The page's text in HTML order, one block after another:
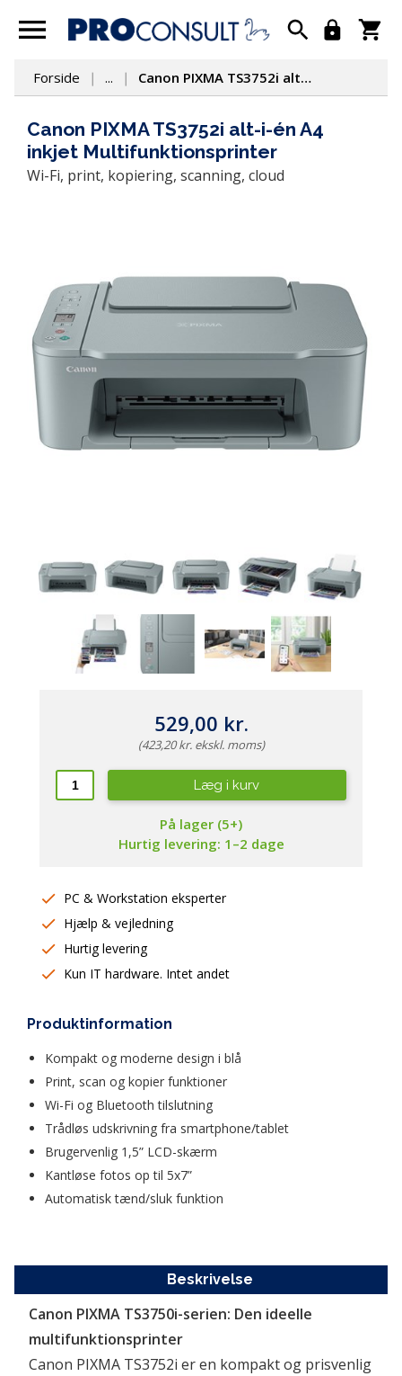
Forside ... Canon PIXMA TS3752i alt-i-én A4 inkjet Multifunktionsprinter
Canon PIXMA TS3752i alt-i-én A4
inkjet Multifunktionsprinter
Wi-Fi, print, kopiering, scanning, cloud
Produktinformation
Kompakt og moderne design i blå
Print, scan og kopier funktioner
Wi-Fi og Bluetooth tilslutning
Trådløs udskrivning fra smartphone/tablet
Brugervenlig 1,5” LCD-skærm
Kantløse fotos op til 5x7”
Automatisk tænd/sluk funktion
529,00 kr.
(423,20 kr. ekskl. moms)
Læg i kurv
På lager (5+)
Hurtig levering: 1–2 dage
PC & Workstation eksperter
Hjælp & vejledning
Hurtig levering
Kun IT hardware. Intet andet
Beskrivelse
Canon PIXMA TS3750i-serien: Den ideelle
multifunktionsprinter
Canon PIXMA TS3752i er en kompakt og prisvenlig